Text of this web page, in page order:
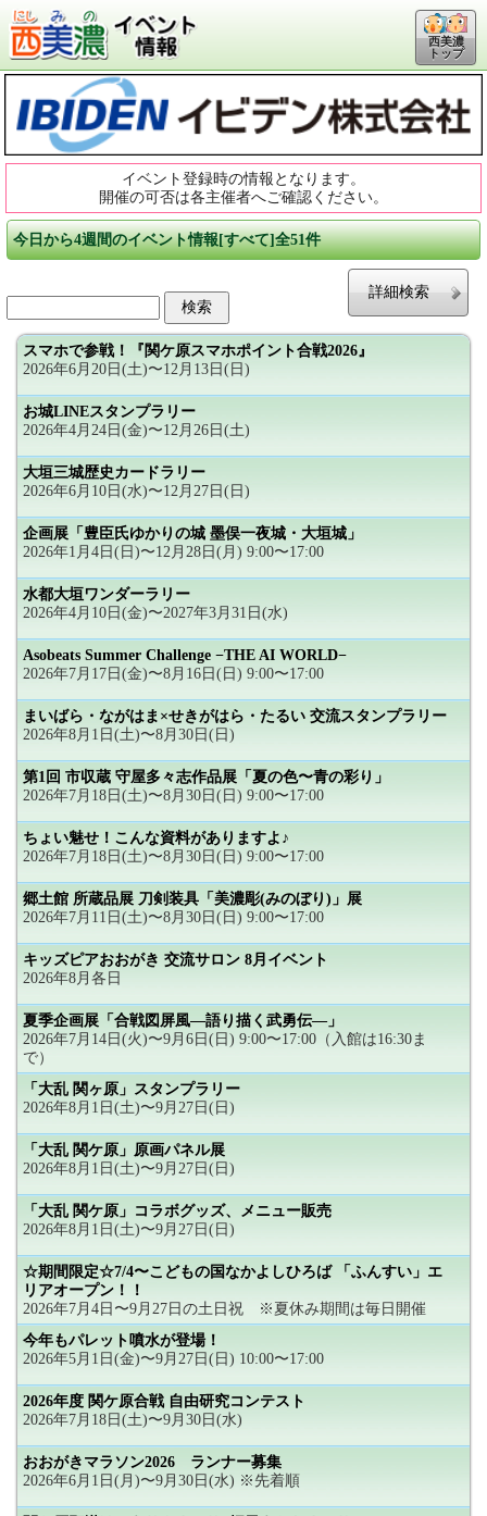
西美濃
トップ
イベント登録時の情報となります。
開催の可否は各主催者へご確認ください。
今日から4週間のイベント情報[すべて]全51件
詳細検索
スマホで参戦！『関ケ原スマホポイント合戦2026』
2026年6月20日(土)〜12月13日(日)
お城LINEスタンプラリー
2026年4月24日(金)〜12月26日(土)
大垣三城歴史カードラリー
2026年6月10日(水)〜12月27日(日)
企画展「豊臣氏ゆかりの城 墨俣一夜城・大垣城」
2026年1月4日(日)〜12月28日(月) 9:00〜17:00
水都大垣ワンダーラリー
2026年4月10日(金)〜2027年3月31日(水)
Asobeats Summer Challenge −THE AI WORLD−
2026年7月17日(金)〜8月16日(日) 9:00〜17:00
まいばら・ながはま×せきがはら・たるい 交流スタンプラリー
2026年8月1日(土)〜8月30日(日)
第1回 市収蔵 守屋多々志作品展「夏の色〜青の彩り」
2026年7月18日(土)〜8月30日(日) 9:00〜17:00
ちょい魅せ！こんな資料がありますよ♪
2026年7月18日(土)〜8月30日(日) 9:00〜17:00
郷土館 所蔵品展 刀剣装具「美濃彫(みのぼり)」展
2026年7月11日(土)〜8月30日(日) 9:00〜17:00
キッズピアおおがき 交流サロン 8月イベント
2026年8月各日
夏季企画展「合戦図屏風―語り描く武勇伝―」
2026年7月14日(火)〜9月6日(日) 9:00〜17:00（入館は16:30ま
で）
「大乱 関ヶ原」スタンプラリー
2026年8月1日(土)〜9月27日(日)
「大乱 関ケ原」原画パネル展
2026年8月1日(土)〜9月27日(日)
「大乱 関ケ原」コラボグッズ、メニュー販売
2026年8月1日(土)〜9月27日(日)
☆期間限定☆7/4〜こどもの国なかよしひろば 「ふんすい」エ
リアオープン！！
2026年7月4日〜9月27日の土日祝 ※夏休み期間は毎日開催
今年もパレット噴水が登場！
2026年5月1日(金)〜9月27日(日) 10:00〜17:00
2026年度 関ケ原合戦 自由研究コンテスト
2026年7月18日(土)〜9月30日(水)
おおがきマラソン2026 ランナー募集
2026年6月1日(月)〜9月30日(水) ※先着順